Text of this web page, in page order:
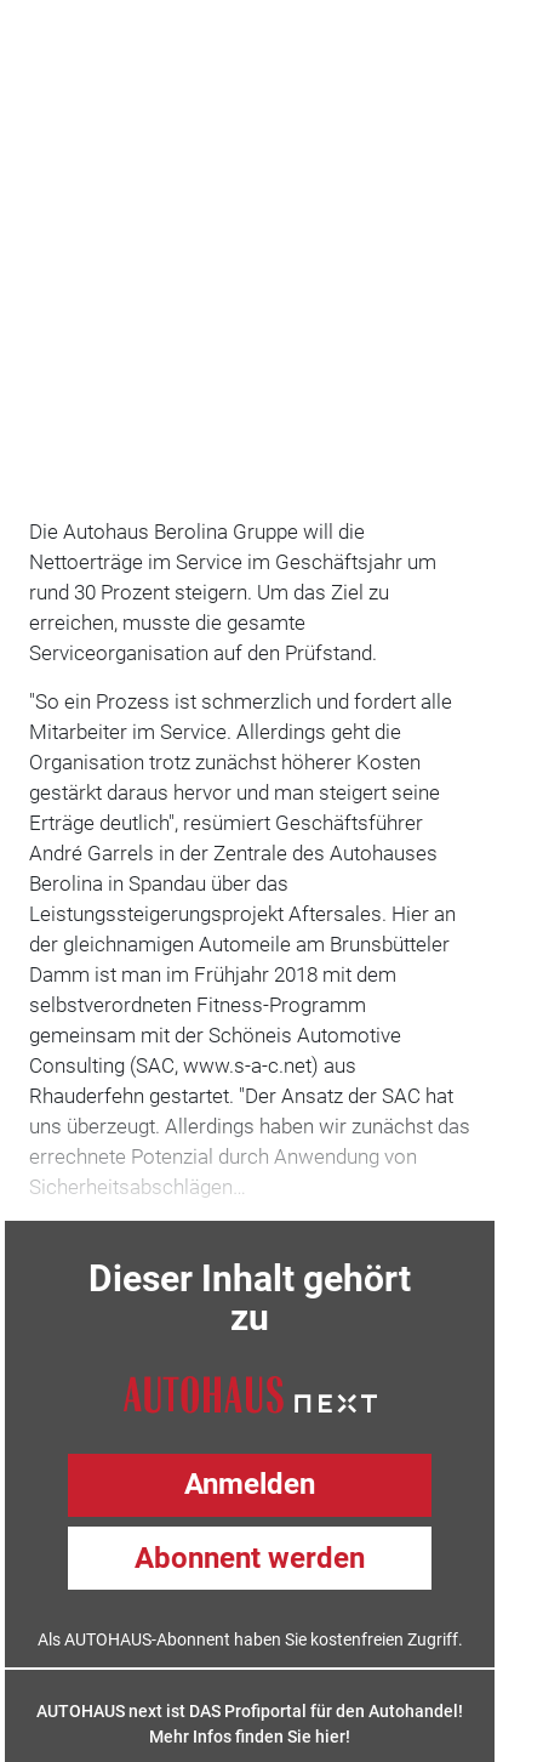
Die Autohaus Berolina Gruppe will die
Nettoerträge im Service im Geschäftsjahr um
rund 30 Prozent steigern. Um das Ziel zu
erreichen, musste die gesamte
Serviceorganisation auf den Prüfstand.
"So ein Prozess ist schmerzlich und fordert alle
Mitarbeiter im Service. Allerdings geht die
Organisation trotz zunächst höherer Kosten
gestärkt daraus hervor und man steigert seine
Erträge deutlich", resümiert Geschäftsführer
André Garrels in der Zentrale des Autohauses
Berolina in Spandau über das
Leistungssteigerungsprojekt Aftersales. Hier an
der gleichnamigen Automeile am Brunsbütteler
Damm ist man im Frühjahr 2018 mit dem
selbstverordneten Fitness-Programm
gemeinsam mit der Schöneis Automotive
Consulting (SAC, www.s-a-c.net) aus
Rhauderfehn gestartet. "Der Ansatz der SAC hat
uns überzeugt. Allerdings haben wir zunächst das
errechnete Potenzial durch Anwendung von
Sicherheitsabschlägen…
Dieser Inhalt gehört
zu
Anmelden
Abonnent werden
Als AUTOHAUS-Abonnent haben Sie kostenfreien Zugriff.
AUTOHAUS next ist DAS Profiportal für den Autohandel!
Mehr Infos finden Sie hier!